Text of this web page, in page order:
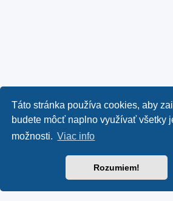
Táto stránka používa cookies, aby
budete môcť naplno využívať všetky
možnosti. Viac info
Rozumiem!